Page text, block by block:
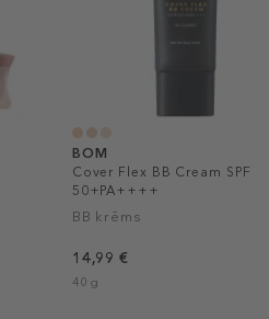
BOM
Cover Flex BB Cream SPF
50+PA++++
BB krēms
14,99 €
40 g